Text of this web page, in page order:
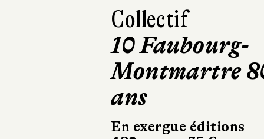
Collectif
10 Faubourg-
Montmartre
ans
En exergue éditions